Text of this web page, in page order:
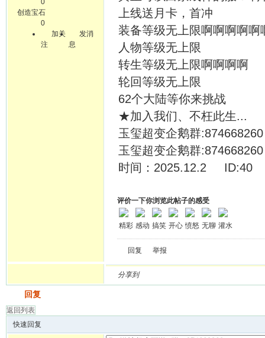
0
创造宝石
0
加关
注
发消
息
上线送月卡，首冲
装备等级无上限啊啊啊啊
人物等级无上限
转生等级无上限啊啊啊啊
轮回等级无上限
62个大陆等你来挑战
★加入我们、不枉此生...
玉玺超变企鹅群:874668260
玉玺超变企鹅群:874668260
时间：2025.12.2
评价一下你浏览此帖子的感受
精彩 感动 搞笑 开心 愤怒 无聊 灌水
回复 举报
分享到
回复
返回列表
快速回复